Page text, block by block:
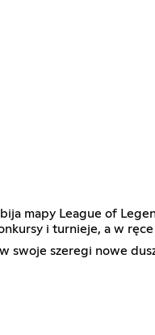
mapy League of
i turnieje, a w
swoje szeregi nowe